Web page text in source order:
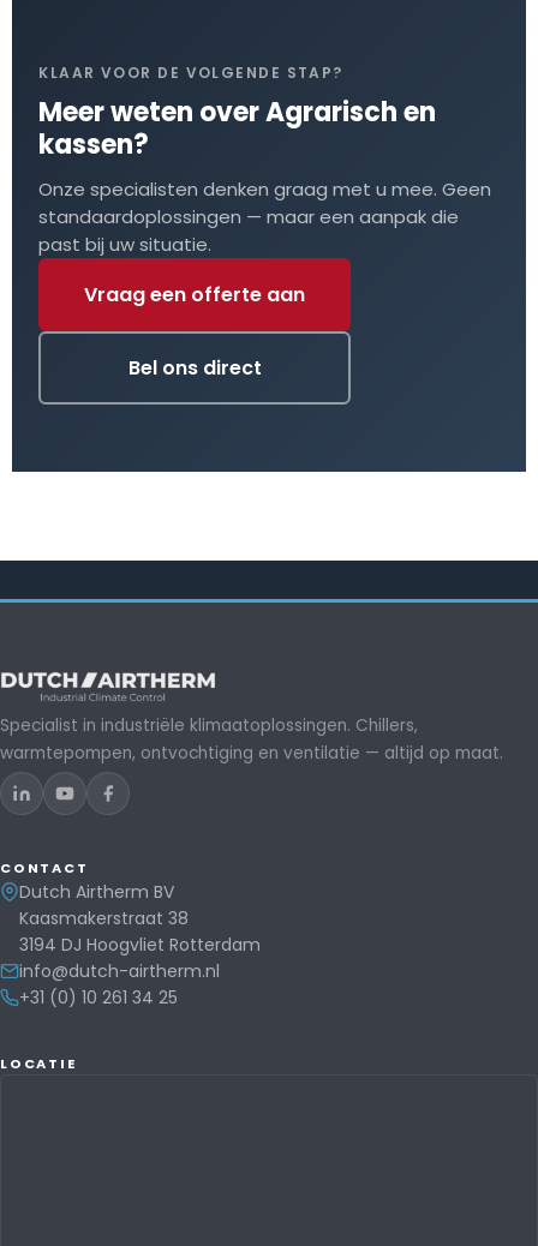
KLAAR VOOR DE VOLGENDE STAP?
Meer weten over Agrarisch en
kassen?
Onze specialisten denken graag met u mee. Geen
standaardoplossingen — maar een aanpak die
past bij uw situatie.
Vraag een offerte aan
Bel ons direct
Specialist in industriële klimaatoplossingen. Chillers,
warmtepompen, ontvochtiging en ventilatie — altijd op maat.
CONTACT
Dutch Airtherm BV
Kaasmakerstraat 38
3194 DJ Hoogvliet Rotterdam
info@dutch-airtherm.nl
+31 (0) 10 261 34 25
LOCATIE